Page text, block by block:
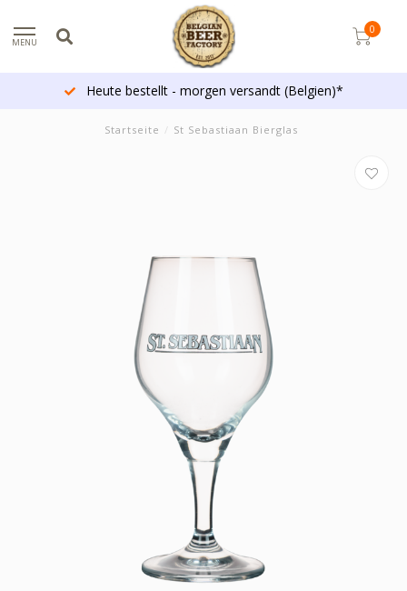
MENU
0
Heute bestellt - morgen versandt (Belgien)*
Startseite / St Sebastiaan Bierglas